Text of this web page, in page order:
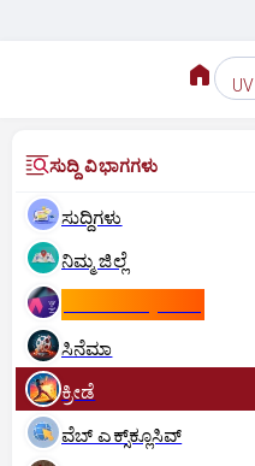
UV
ಸುದ್ದಿ ವಿಭಾಗಗಳು
ಸುದ್ದಿಗಳು
ನಿಮ್ಮ ಜಿಲ್ಲೆ
ಸಿನೆಮಾ
ಕ್ರೀಡೆ
ವೆಬ್ ಎಕ್ಸ್‌ಕ್ಲೂಸಿವ್